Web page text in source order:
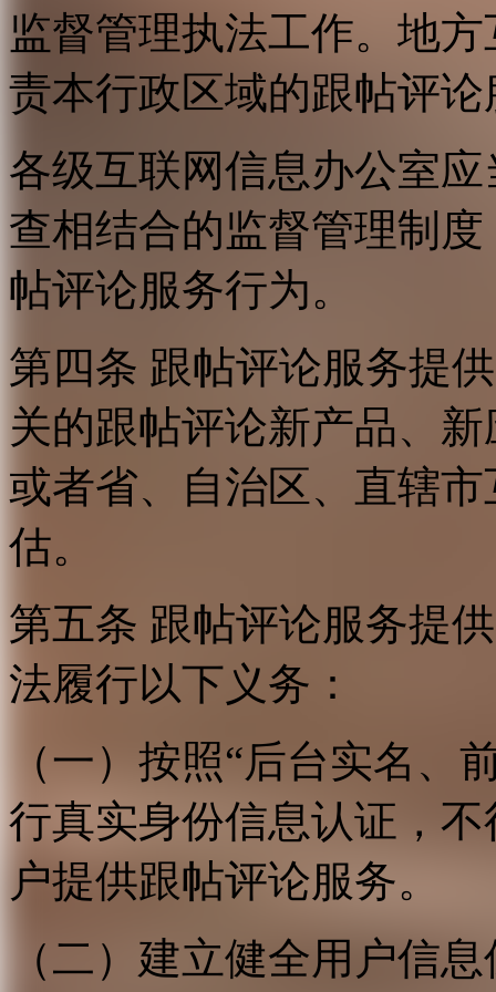
监督管理执法工作。地
责本行政区域的跟帖评
各级互联网信息办公室
查相结合的监督管理制
帖评论服务行为。
第四条 跟帖评论服务提
关的跟帖评论新产品、
或者省、自治区、直辖
估。
第五条 跟帖评论服务提
法履行以下义务：
（一）按照“后台实名、
行真实身份信息认证，
户提供跟帖评论服务。
（二）建立健全用户信